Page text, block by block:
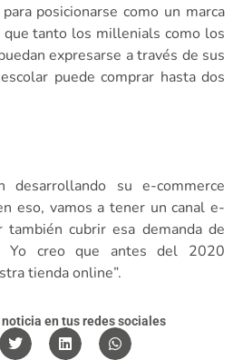
posicionarse como un marca
tanto los millenials como los
expresarse a través de sus
puede comprar hasta dos
su e-commerce
eso, vamos a tener un canal e-
también cubrir esa demanda de
Yo creo que antes del 2020
tienda online”.
en tus redes sociales